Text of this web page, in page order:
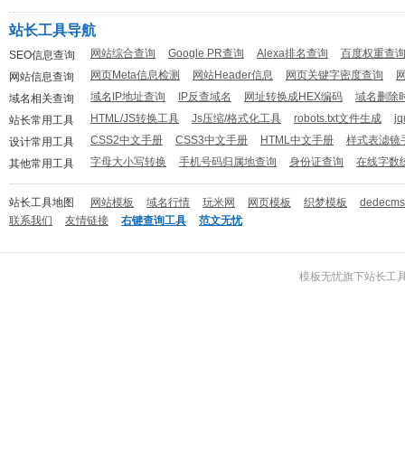
站长工具导航
SEO信息查询 网站综合查询 Google PR查询 Alexa排名查询
百度权重查询
网站信息查询
网页Meta信息检测 网站Header信息 网页关键字密度查询
域名相关查询
域名IP地址查询 IP反查域名 网址转换成HEX编码
域名删除
站长常用工具
HTML/JS转换工具 Js压缩/格式化工具 robots.txt文件生成
设计常用工具
CSS2中文手册 CSS3中文手册 HTML中文手册
样式表滤镜
其他常用工具
字母大小写转换 手机号码归属地查询 身份证查询 在线字数
站长工具地图 网站模板 域名行情 玩米网 网页模板 织梦模板
联系我们
友情链接 右键查询工具 范文无忧
模板无忧旗下站长工